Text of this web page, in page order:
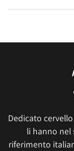
Dedicato
li hanno nel
riferimento